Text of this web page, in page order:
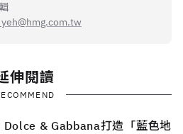
伸閱讀
& Gabbana打造「藍色地